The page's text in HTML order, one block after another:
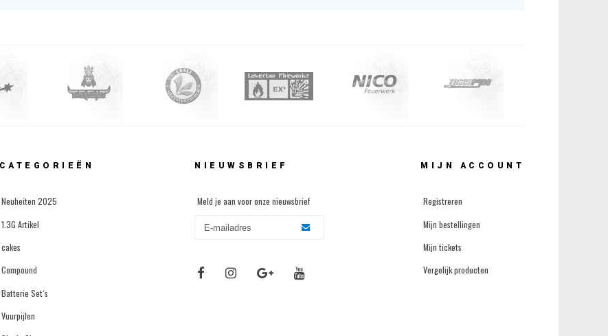
CATEGORIEËN
Neuheiten 2025
1.3G Artikel
cakes
Compound
Batterie Set´s
Vuurpijlen
NIEUWSBRIEF
Meld je aan voor onze nieuwsbrief
MIJN ACCOUNT
Registreren
Mijn bestellingen
Mijn tickets
Vergelijk producten